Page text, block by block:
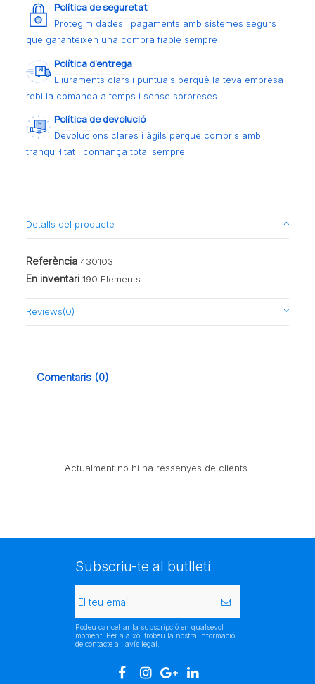
Política de seguretat
Protegim dades i pagaments amb sistemes segurs
que garanteixen una compra fiable sempre
Política d’entrega
Lliuraments clars i puntuals perquè la teva empresa
rebi la comanda a temps i sense sorpreses
Política de devolució
Devolucions clares i àgils perquè compris amb
tranquil·litat i confiança total sempre
Detalls del producte
Referència 430103
En inventari 190 Elements
Reviews(0)
Comentaris (0)
Actualment no hi ha ressenyes de clients.
Subscriu-te al butlletí
Podeu cancel·lar la subscripció en qualsevol
moment. Per a això, trobeu la nostra informació
de contacte a l'avís legal.